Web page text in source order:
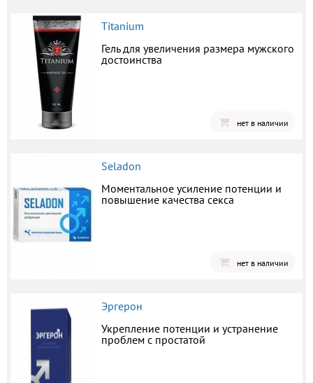
Titanium
Гель для увеличения размера мужского
достоинства
нет в наличии
Seladon
Моментальное усиление потенции и
повышение качества секса
нет в наличии
Эргерон
Укрепление потенции и устранение
проблем с простатой